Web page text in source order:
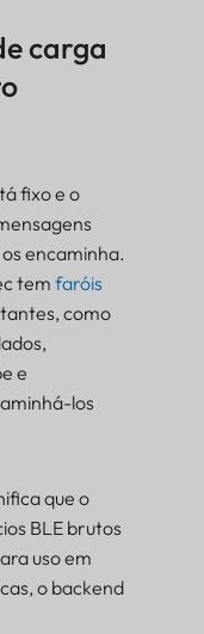
carga
fixo e o
encaminha.
tem faróis
como
e
los
que o
BLE brutos
uso em
o backend